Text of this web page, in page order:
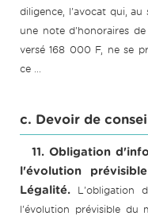
diligence, l'avocat qui,
une note d'honoraires
versé 168 000 F, ne se
ce ...
c. Devoir de
11. Obligation
l'évolution
Légalité.
L'obligation
l'évolution prévisible du